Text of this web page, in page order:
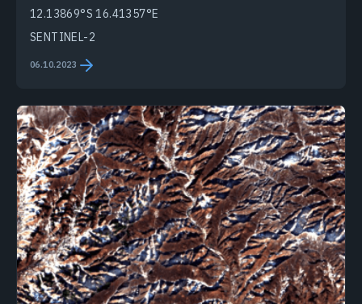
12.13869°S 16.41357°E
SENTINEL-2
06.10.2023